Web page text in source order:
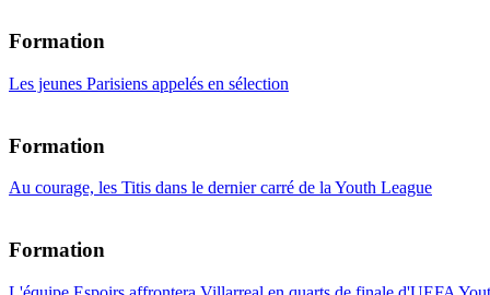
Formation
Les jeunes Parisiens appelés en sélection
Formation
Au courage, les Titis dans le dernier carré de la Youth League
Formation